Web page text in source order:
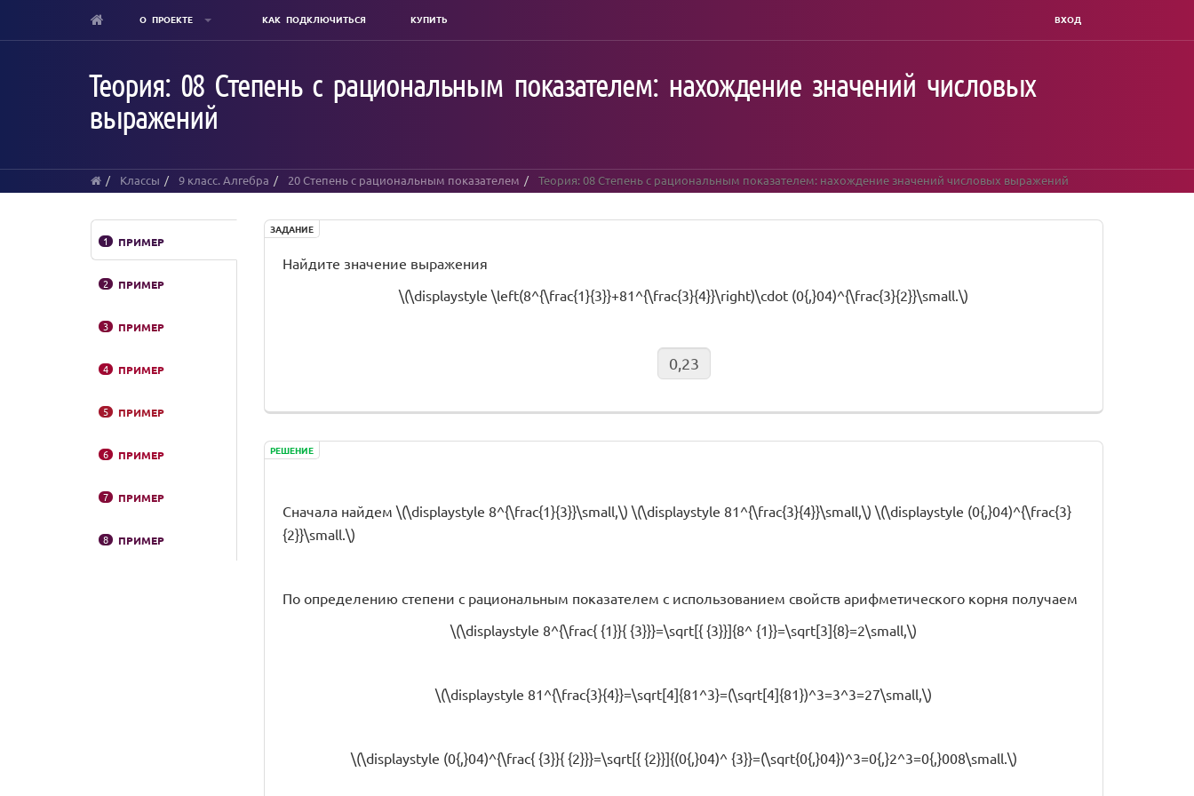
О ПРОЕКТЕ КАК ПОДКЛЮЧИТЬСЯ КУПИТЬ ВХОД
Теория: 08 Степень с рациональным показателем: нахождение значений числовых
выражений
Классы 9 класс. Алгебра 20 Степень с рациональным показателем Теория: 08 Степень с рациональным показателем: нахождение значений числовых выражений
1 ПРИМЕР
2 ПРИМЕР
3 ПРИМЕР
4 ПРИМЕР
5 ПРИМЕР
6 ПРИМЕР
7 ПРИМЕР
8 ПРИМЕР
ЗАДАНИЕ
Найдите значение выражения
\(\displaystyle \left(8^{\frac{1}{3}}+81^{\frac{3}{4}}\right)\cdot (0{,}04)^{\frac{3}{2}}\small.\)
РЕШЕНИЕ
Сначала найдем \(\displaystyle 8^{\frac{1}{3}}\small,\) \(\displaystyle 81^{\frac{3}{4}}\small,\) \(\displaystyle (0{,}04)^{\frac{3}
{2}}\small.\)
По определению степени с рациональным показателем с использованием свойств арифметического корня получаем
\(\displaystyle 8^{\frac{ {1}}{ {3}}}=\sqrt[{ {3}}]{8^ {1}}=\sqrt[3]{8}=2\small,\)
\(\displaystyle 81^{\frac{3}{4}}=\sqrt[4]{81^3}=(\sqrt[4]{81})^3=3^3=27\small,\)
\(\displaystyle (0{,}04)^{\frac{ {3}}{ {2}}}=\sqrt[{ {2}}]{(0{,}04)^ {3}}=(\sqrt{0{,}04})^3=0{,}2^3=0{,}008\small.\)